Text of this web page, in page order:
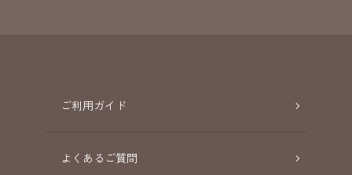
ご利用ガイド
よくあるご質問